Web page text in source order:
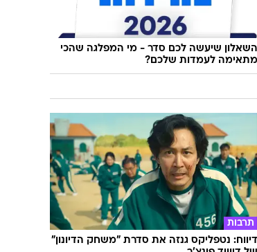
השאלון שיעשה לכם סדר - מי המפלגה שהכי
מתאימה לעמדות שלכם?
תרבות
דיווח: נטפליקס גנזה את סדרת "משחק הדיונון"